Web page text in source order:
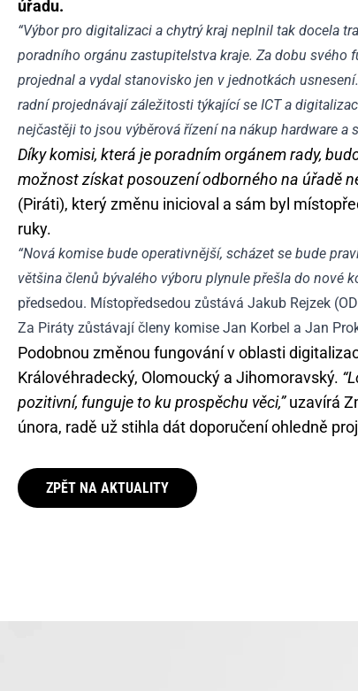
úřadu.
“Výbor pro digitalizaci a chytrý kraj neplnil tak docela
poradního orgánu zastupitelstva kraje. Za dobu svého
projednal a vydal stanovisko jen v jednotkách
radní projednávají záležitosti týkající se ICT a
nejčastěji to jsou výběrová řízení na nákup hardware a
Díky komisi, která je poradním orgánem rady,
možnost získat posouzení odborného na úřadě
(Piráti), který změnu inicioval a sám byl
ruky.
“Nová komise bude operativnější, scházet se bude
většina členů bývalého výboru plynule přešla do nové
předsedou. Místopředsedou zůstává Jakub Rejzek
Za Piráty zůstávají členy komise Jan Korbel a Jan
Podobnou změnou fungování v oblasti
Královéhradecký, Olomoucký a Jihomoravský.
pozitivní, funguje to ku prospěchu věci,”uzavírá
února, radě už stihla dát doporučení ohledně
ZPĚT NA AKTUALITY